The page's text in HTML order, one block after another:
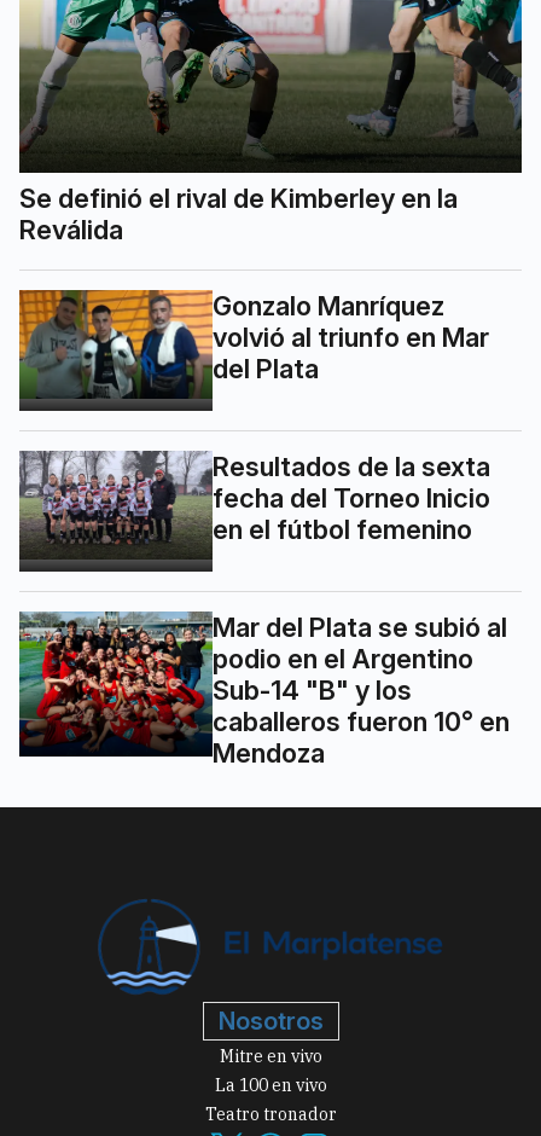
Se definió el rival de Kimberley en la
Reválida
Gonzalo Manríquez
volvió al triunfo en Mar
del Plata
Resultados de la sexta
fecha del Torneo Inicio
en el fútbol femenino
Mar del Plata se subió al
podio en el Argentino
Sub-14 "B" y los
caballeros fueron 10° en
Mendoza
Nosotros
Mitre en vivo
La 100 en vivo
Teatro tronador